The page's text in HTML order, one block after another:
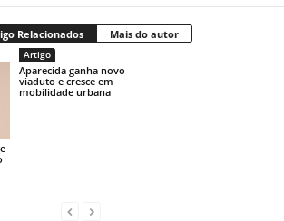
Relacionados Mais do autor
Artigo
Aparecida ganha novo
viaduto e cresce em
mobilidade urbana